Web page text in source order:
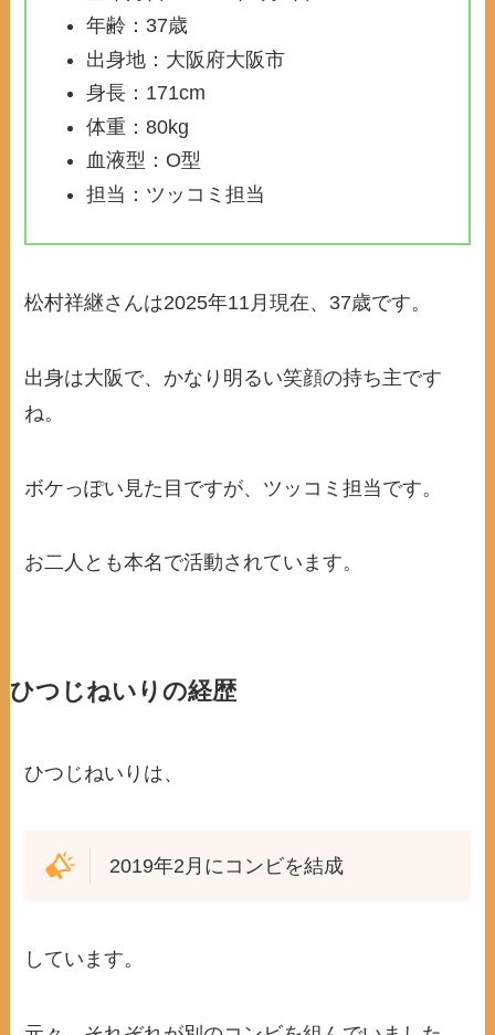
年齢：37歳
出身地：大阪府大阪市
身長：171cm
体重：80kg
血液型：O型
担当：ツッコミ担当
松村祥継さんは2025年11月現在、37歳です。
出身は大阪で、かなり明るい笑顔の持ち主です
ね。
ボケっぽい見た目ですが、ツッコミ担当です。
お二人とも本名で活動されています。
ひつじねいりの経歴
ひつじねいりは、
2019年2月にコンビを結成
しています。